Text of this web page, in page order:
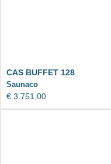
CAS BUFFET 128
Saunaco
€ 3.751,00